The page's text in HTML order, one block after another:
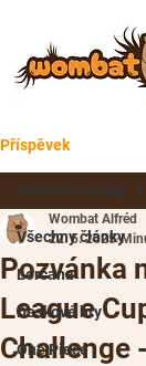
Příspěvek
Všechny články
Lorcana
Deskové hry
One Piece
Všechny články
Pozvánka
League
Challenge
Wombat Alfréd
22. 5. 2025